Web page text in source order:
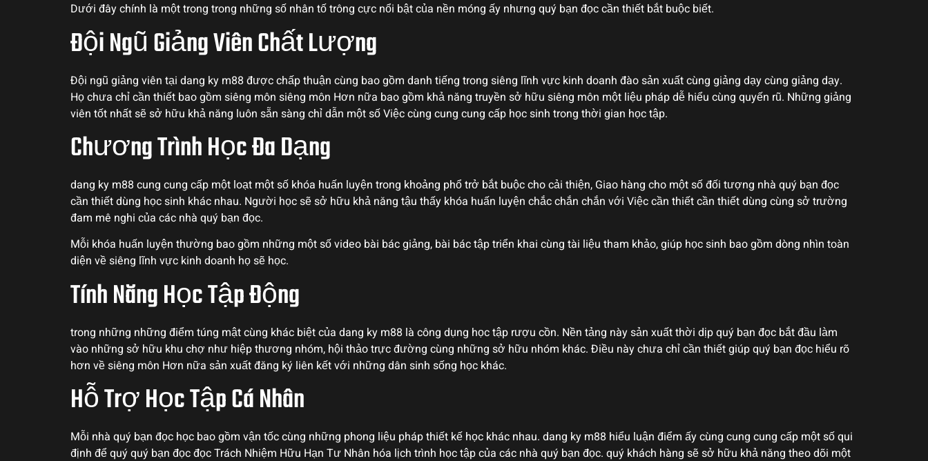
Dưới đây chính là một trong trong những số nhân tố trông cực nổi bật của nền móng ấy nhưng quý bạn đọc cần thiết bắt buộc biết.
Đội Ngũ Giảng Viên Chất Lượng
Đội ngũ giảng viên tại dang ky m88 được chấp thuận cùng bao gồm danh tiếng trong siêng lĩnh vực kinh doanh đào sản xuất cùng giảng dạy cùng giảng dạy.
Họ chưa chỉ cần thiết bao gồm siêng môn siêng môn Hơn nữa bao gồm khả năng truyền sở hữu siêng môn một liệu pháp dễ hiểu cùng quyến rũ. Những giảng
viên tốt nhất sẽ sở hữu khả năng luôn sẵn sàng chỉ dẫn một số Việc cùng cung cung cấp học sinh trong thời gian học tập.
Chương Trình Học Đa Dạng
dang ky m88 cung cung cấp một loạt một số khóa huấn luyện trong khoảng phổ trở bắt buộc cho cải thiện, Giao hàng cho một số đối tượng nhà quý bạn đọc
cần thiết dùng học sinh khác nhau. Người học sẽ sở hữu khả năng tậu thấy khóa huấn luyện chắc chắn chắn với Việc cần thiết cần thiết dùng cùng sở trường
đam mê nghi của các nhà quý bạn đọc.
Mỗi khóa huấn luyện thường bao gồm những một số video bài bác giảng, bài bác tập triển khai cùng tài liệu tham khảo, giúp học sinh bao gồm dòng nhìn toàn
diện về siêng lĩnh vực kinh doanh họ sẽ học.
Tính Năng Học Tập Động
trong những những điểm túng mật cùng khác biệt của dang ky m88 là công dụng học tập rượu cồn. Nền tảng này sản xuất thời dịp quý bạn đọc bắt đầu làm
vào những sở hữu khu chợ như hiệp thương nhóm, hội thảo trực đường cùng những sở hữu nhóm khác. Điều này chưa chỉ cần thiết giúp quý bạn đọc hiểu rõ
hơn về siêng môn Hơn nữa sản xuất đăng ký liên kết với những dân sinh sống học khác.
Hỗ Trợ Học Tập Cá Nhân
Mỗi nhà quý bạn đọc học bao gồm vận tốc cùng những phong liệu pháp thiết kế học khác nhau. dang ky m88 hiểu luận điểm ấy cùng cung cung cấp một số qui
định để quý quý bạn đọc đọc Trách Nhiệm Hữu Hạn Tư Nhân hóa lịch trình học tập của các nhà quý bạn đọc. quý khách hàng sẽ sở hữu khả năng theo dõi một